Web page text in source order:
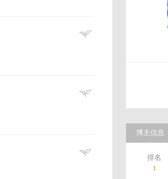
博主信息
排名
1